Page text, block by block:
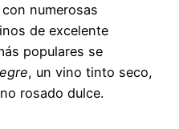
numerosas
de excelente
populares se
, un vino tinto seco,
rosado dulce.